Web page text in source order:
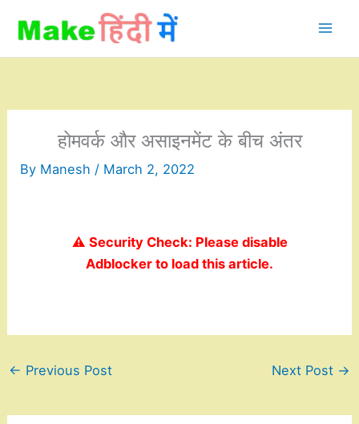
content
होमवर्क और असाइनमेंट के बीच अंतर
By Manesh / March 2, 2022
⚠️ Security Check: Please disable
Adblocker to load this article.
← Previous Post Next Post →